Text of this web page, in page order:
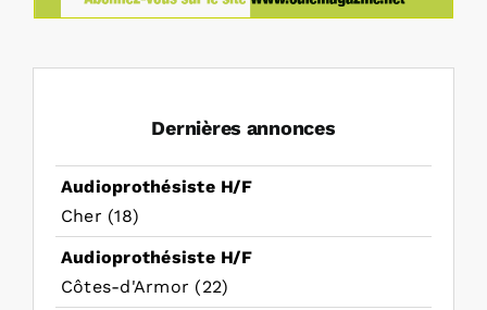
Dernières annonces
Audioprothésiste H/F
Cher (18)
Audioprothésiste H/F
Côtes-d'Armor (22)